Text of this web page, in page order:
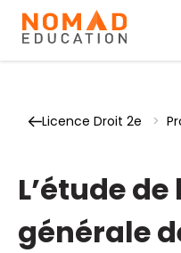
Licence Droit 2e >
L’étude
générale